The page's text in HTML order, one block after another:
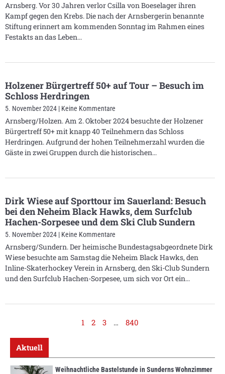
Arnsberg. Vor 30 Jahren verlor Csilla von Boeselager ihren
Kampf gegen den Krebs. Die nach der Arnsbergerin benannte
Stiftung erinnert am kommenden Sonntag im Rahmen eines
Festakts an das Leben
Holzener Bürgertreff 50+ auf Tour – Besuch im
Schloss Herdringen
5. November 2024 Keine Kommentare
Arnsberg/Holzen. Am 2. Oktober 2024 besuchte der Holzener
Bürgertreff 50+ mit knapp 40 Teilnehmern das Schloss
Herdringen. Aufgrund der hohen Teilnehmerzahl wurden die
Gäste in zwei Gruppen durch die historischen
Dirk Wiese auf Sporttour im Sauerland: Besuch
bei den Neheim Black Hawks, dem Surfclub
Hachen-Sorpesee und dem Ski Club Sundern
5. November 2024 Keine Kommentare
Arnsberg/Sundern. Der heimische Bundestagsabgeordnete Dirk
Wiese besuchte am Samstag die Neheim Black Hawks, den
Inline-Skaterhockey Verein in Arnsberg, den Ski-Club Sundern
und den Surfclub Hachen-Sorpesee, um sich vor Ort ein
1 2 3 … 840
Aktuell
Weihnachtliche Bastelstunde in Sunderns Wohnzimmer